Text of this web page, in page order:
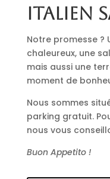
italien
Notre promesse ?
chaleureux, une
mais aussi une
moment de
Nous sommes
parking gratuit.
nous vous
Buon Appetito !